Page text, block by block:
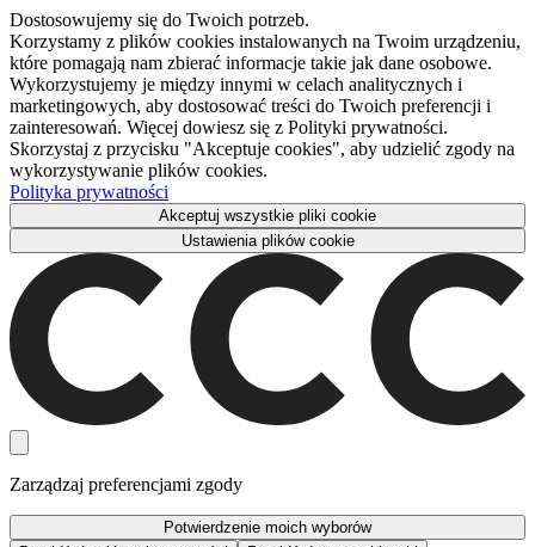
Dostosowujemy się do Twoich potrzeb.
Korzystamy z plików cookies instalowanych na Twoim urządzeniu,
które pomagają nam zbierać informacje takie jak dane osobowe.
Wykorzystujemy je między innymi w celach analitycznych i
marketingowych, aby dostosować treści do Twoich preferencji i
zainteresowań. Więcej dowiesz się z Polityki prywatności.
Skorzystaj z przycisku "Akceptuje cookies", aby udzielić zgody na
wykorzystywanie plików cookies.
Polityka prywatności
Akceptuj wszystkie pliki cookie
Ustawienia plików cookie
Zarządzaj preferencjami zgody
Potwierdzenie moich wyborów